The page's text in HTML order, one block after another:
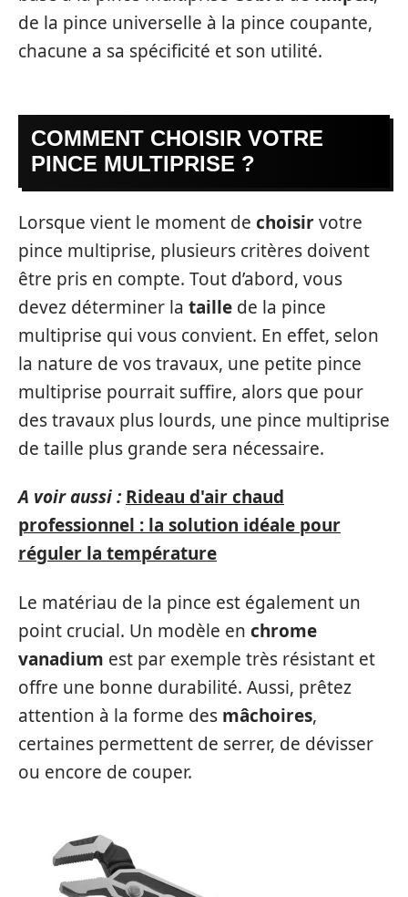
de la pince universelle à la pince coupante,
chacune a sa spécificité et son utilité.
COMMENT CHOISIR VOTRE
PINCE MULTIPRISE ?
Lorsque vient le moment de choisirvotre
pince multiprise, plusieurs critères doivent
être pris en compte. Tout d’abord, vous
devez déterminer la taille de la pince
multiprise qui vous convient. En effet, selon
la nature de vos travaux, une petite pince
multiprise pourrait suffire, alors que pour
des travaux plus lourds, une pince multiprise
de taille plus grande sera nécessaire.
A voir aussi : Rideau d'air chaud
professionnel : la solution idéale pour
réguler la température
Le matériau de la pince est également un
point crucial. Un modèle en chrome
vanadium est par exemple très résistant et
offre une bonne durabilité. Aussi, prêtez
attention à la forme des mâchoires,
certaines permettent de serrer, de dévisser
ou encore de couper.